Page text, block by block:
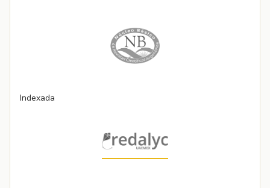
Indexada